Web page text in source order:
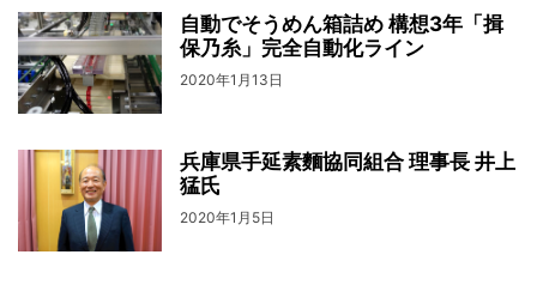
自動でそうめん箱詰め 構想3年「揖
保乃糸」完全自動化ライン
2020年1月13日
兵庫県手延素麵協同組合 理事長 井上
猛氏
2020年1月5日